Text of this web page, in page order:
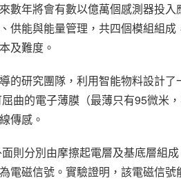
數年將會有數以億萬個感測器投
供能與能量管理，共四個模組組
及難度。
的研究團隊，利用智能物料設計
曲的電子薄膜（最薄只有95微米
傳感。
則分別由摩擦起電層及基底層組
電磁信號。實驗證明，該電磁信